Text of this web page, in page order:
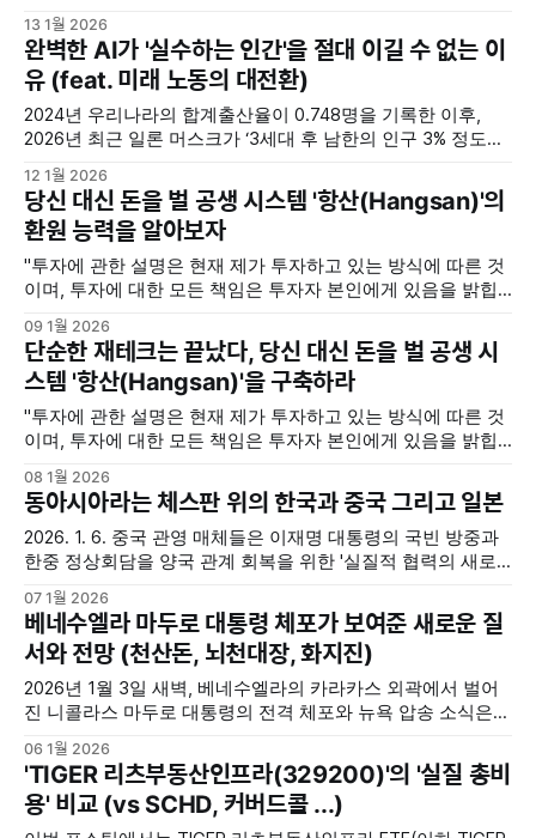
는 속도는 이미 임계점을 넘어섰으며, 이제 대중은 복잡한 데
이터 사이에서 길을 찾기보다 기계가 내놓는 매끄러운 ‘답’에
의존하는 것에 익숙해졌다. 이러한 시대적 흐름 속에서 우리가
답해야 하는 본질적인 질문은 단 하나다. 로봇이 완벽한
13 1월 2026
완벽한 AI가 '실수하는 인간'을 절대 이길 수 없는 이
유 (feat. 미래 노동의 대전환)
2024년 우리나라의 합계출산율이 0.748명을 기록한 이후,
2026년 최근 일론 머스크가 ‘3세대 후 남한의 인구 3% 정도만
남는다’라는 충격적인 경고를 보냈다. 이제 저출생은 더 이상
경고가 아닌 일상이 되어 버렸다. 하지만 불행인지 다행인지
모르겠으나 이것은 우리만의 문제는 아니다. 대만은 우리 보다
더욱 심각한 저출생에 시달리고 있고, 일본과 유럽의 선진국들
12 1월 2026
당신 대신 돈을 벌 공생 시스템 '항산(Hangsan)'의
환원 능력을 알아보자
"투자에 관한 설명은 현재 제가 투자하고 있는 방식에 따른 것
이며, 투자에 대한 모든 책임은 투자자 본인에게 있음을 밝힙
니다." '항산(Hangsan)'은 ⟪맹자⟫의 '무항산 무항심'(無恒産 無
恒心)에서 이름을 가져온 투자 포트폴리오로서, 공생 시스템
의 철학으로 설계되었음을 이전 포스팅에서 설명한 바 있다.
단순한 재테크는 끝났다,
09 1월 2026
단순한 재테크는 끝났다, 당신 대신 돈을 벌 공생 시
스템 '항산(Hangsan)'을 구축하라
"투자에 관한 설명은 현재 제가 투자하고 있는 방식에 따른 것
이며, 투자에 대한 모든 책임은 투자자 본인에게 있음을 밝힙
니다." 스스로 돈버는 공생 시스템 '항산(Hangsan)' 수천 년 전
맹자(孟子)는 양혜왕을 향해 '무항산 무항심(無恒産 無恒心)'이
라는 날카로운 통찰을 던졌다. 생활이 안정되지 않으면 바른
08 1월 2026
동아시아라는 체스판 위의 한국과 중국 그리고 일본
2026. 1. 6. 중국 관영 매체들은 이재명 대통령의 국빈 방중과
한중 정상회담을 양국 관계 회복을 위한 '실질적 협력의 새로
운 출발점'이라며 높게 평가했습니다. 환구시보 등은 대규모
경제 사절단 동행과 10여 건의 MOU 체결을 조명하며, 경제 협
력이 관계 안정의 원동력임을 강조했습니다. 또한 공동의 역사
인식을 바탕으로 한 전략적 소통의
07 1월 2026
베네수엘라 마두로 대통령 체포가 보여준 새로운 질
서와 전망 (천산돈, 뇌천대장, 화지진)
2026년 1월 3일 새벽, 베네수엘라의 카라카스 외곽에서 벌어
진 니콜라스 마두로 대통령의 전격 체포와 뉴욕 압송 소식은
말 그대로 충격이었다. 그동안 베네수엘라 인근에서 미국 해안
경비대가 베네수엘라산 원유를 실은 유조선을 나포한 사건이
있었을 때도 현대 사회에서 가능한 일인가 싶었다. 하지만 남
의 나라에 대놓고 들어가 현직 대통령을 체포해서 끌고 나오다
니, 이건 유조선 정도와는
06 1월 2026
'TIGER 리츠부동산인프라(329200)'의 '실질 총비
용' 비교 (vs SCHD, 커버드콜 ...)